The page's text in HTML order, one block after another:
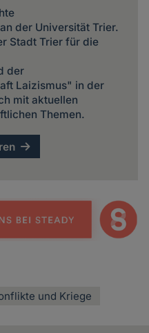
der Universität Trier.
Stadt Trier für die
der
Laizismus" in der
mit aktuellen
Themen.
und Kriege